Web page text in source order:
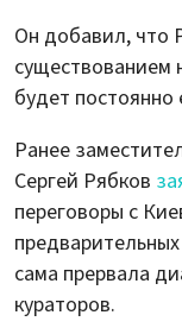
Он добавил, что
существованием
будет постоянно
Ранее
Сергей Рябков
переговоры с
сама прервала
кураторов.